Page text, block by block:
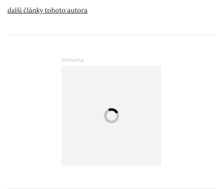
další články tohoto autora